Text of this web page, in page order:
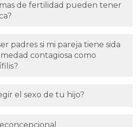
de fertilidad pueden tener
padres si mi pareja tiene sida
contagiosa como
el sexo de tu hijo?